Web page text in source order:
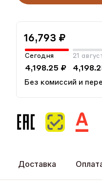
16,793 ₽
Сегодня
4,198.25 ₽
21
Без комиссий и
Доставка